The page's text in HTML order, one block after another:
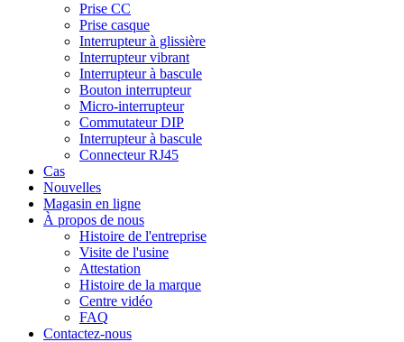
Prise CC
Prise casque
Interrupteur à glissière
Interrupteur vibrant
Interrupteur à bascule
Bouton interrupteur
Micro-interrupteur
Commutateur DIP
Interrupteur à bascule
Connecteur RJ45
Cas
Nouvelles
Magasin en ligne
À propos de nous
Histoire de l'entreprise
Visite de l'usine
Attestation
Histoire de la marque
Centre vidéo
FAQ
Contactez-nous